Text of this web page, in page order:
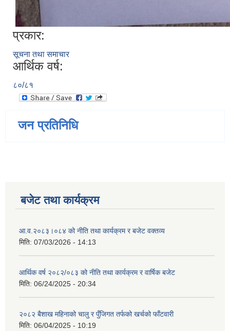
प्रकार:
सूचना तथा समाचार
आर्थिक वर्ष:
८०/८१
जन प्रतिनिधि
बजेट तथा कार्यक्रम
आ.व.२०८३।०८४ को नीति तथा कार्यक्रम र बजेट वक्तव्य
मिति: 07/03/2026 - 14:13
आर्थिक वर्ष २०८२/०८३ को नीति तथा कार्यक्रम र वार्षिक बजेट
मिति: 06/24/2025 - 20:34
२०८२ बैशाख महिनाको चालु र पुँजिगत तर्फको खर्चको फाँटवारी
मिति: 06/04/2025 - 10:19